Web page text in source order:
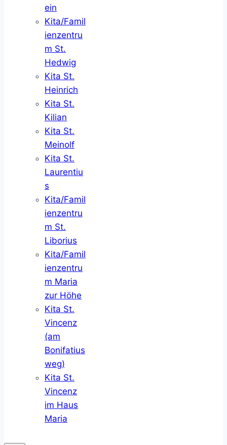
ein
Kita/Famil
ienzentru
m St.
Hedwig
Kita St.
Heinrich
Kita St.
Kilian
Kita St.
Meinolf
Kita St.
Laurentiu
s
Kita/Famil
ienzentru
m St.
Liborius
Kita/Famil
ienzentru
m Maria
zur Höhe
Kita St.
Vincenz
(am
Bonifatius
weg)
Kita St.
Vincenz
im Haus
Maria